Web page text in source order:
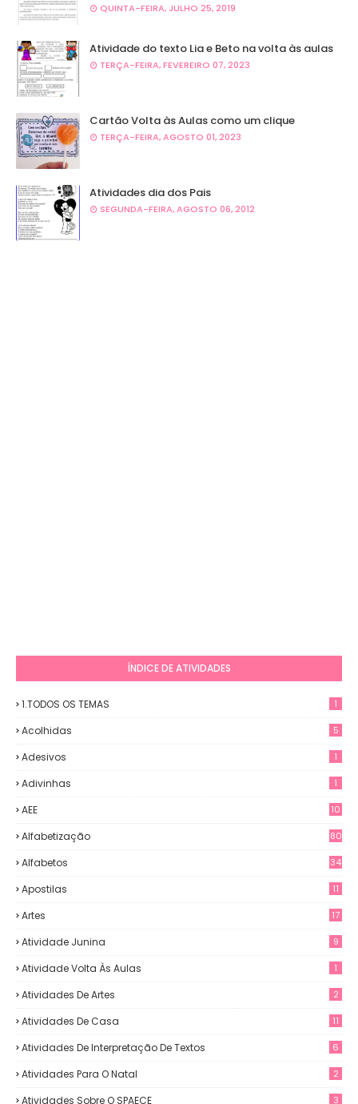
QUINTA-FEIRA, JULHO 25, 2019
Atividade do texto Lia e Beto na volta às aulas
TERÇA-FEIRA, FEVEREIRO 07, 2023
Cartão Volta às Aulas como um clique
TERÇA-FEIRA, AGOSTO 01, 2023
Atividades dia dos Pais
SEGUNDA-FEIRA, AGOSTO 06, 2012
ÍNDICE DE ATIVIDADES
1.TODOS OS TEMAS 1
Acolhidas 5
Adesivos 1
Adivinhas 1
AEE 10
Alfabetização 80
Alfabetos 34
Apostilas 11
Artes 17
Atividade Junina 9
Atividade Volta Às Aulas 1
Atividades De Artes 2
Atividades De Casa 11
Atividades De Interpretação De Textos 6
Atividades Para O Natal 2
Atividades Sobre O SPAECE 3